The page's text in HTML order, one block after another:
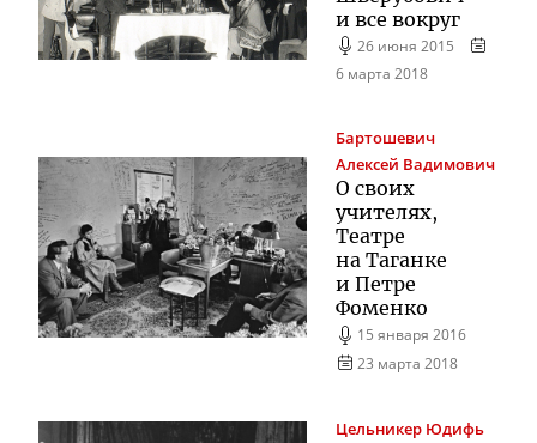
и все вокруг
26 июня 2015
6 марта 2018
Бартошевич
Алексей Вадимович
О своих
учителях,
Театре
на Таганке
и Петре
Фоменко
15 января 2016
23 марта 2018
Цельникер Юдифь